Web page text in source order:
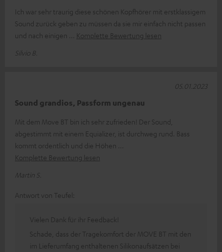
Ich war sehr traurig diese schönen Kopfhörer mit erstklassigem
Sound zurück geben zu müssen da sie mir einfach nicht passen
und nach einigen
Komplette Bewertung lesen
Silvio B.
Sound grandios, Passform ungenau
Mit dem Move BT bin ich sehr zufrieden! Der Sound,
abgestimmt mit einem Equializer, ist durchweg rund. Bass
kommt ordentlich und die Höhen
Komplette Bewertung lesen
Martin S.
05.01.2023
Antwort von Teufel:
Vielen Dank für ihr Feedback!
Schade, dass der Tragekomfort der MOVE BT mit den
im Lieferumfang enthaltenen Silikonaufsätzen bei